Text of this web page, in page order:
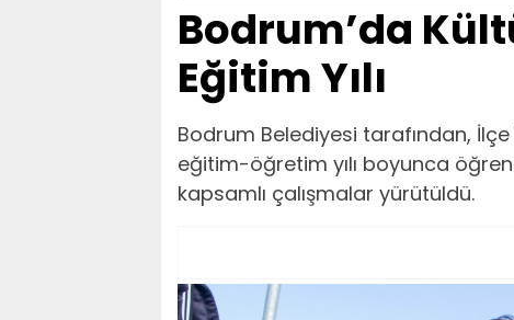
Bodrum’da
Eğitim Yılı
Bodrum Belediyesi tarafından,
eğitim-öğretim yılı boyunca
kapsamlı çalışmalar yürütüldü.